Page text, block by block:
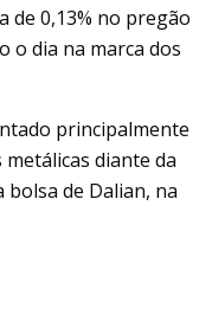
de 0,13% no pregão
o dia na marca dos
principalmente
diante da
de Dalian, na